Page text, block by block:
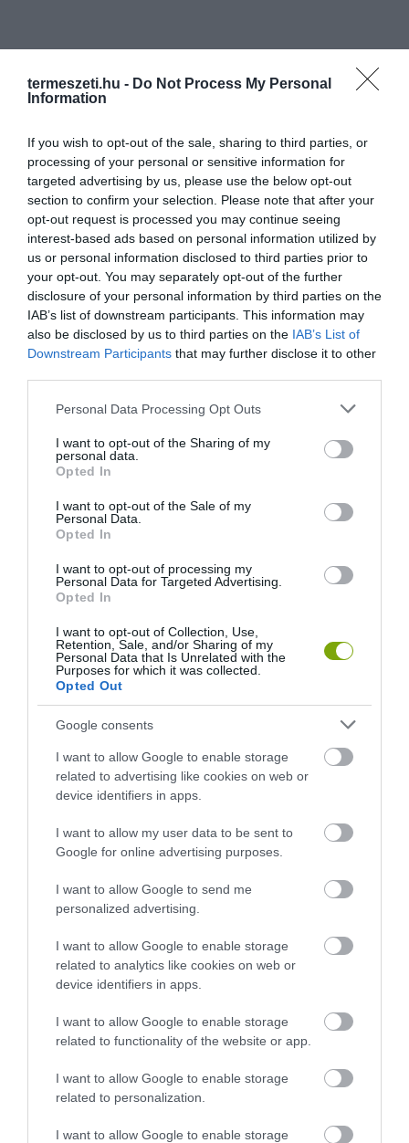
termeszeti.hu - Do Not Process My Personal
Information
If you wish to opt-out of the sale, sharing to third parties, or
processing of your personal or sensitive information for
targeted advertising by us, please use the below opt-out
section to confirm your selection. Please note that after your
opt-out request is processed you may continue seeing
interest-based ads based on personal information utilized by
us or personal information disclosed to third parties prior to
your opt-out. You may separately opt-out of the further
disclosure of your personal information by third parties on the
IAB’s list of downstream participants. This information may
also be disclosed by us to third parties on the IAB’s List of
Downstream Participants that may further disclose it to other
Please note that this website/app uses one or more Google
not limited to your visit or usage behaviour. You may click to
grant or deny consent to Google and its third-party tags to
use your data for below specified purposes in below Google
consent section.
Personal Data Processing Opt Outs
I want to opt-out of the Sharing of my
personal data.
Opted In
I want to opt-out of the Sale of my
Personal Data.
Opted In
I want to opt-out of processing my
Personal Data for Targeted Advertising.
Opted In
I want to opt-out of Collection, Use,
Retention, Sale, and/or Sharing of my
Personal Data that Is Unrelated with the
Purposes for which it was collected.
Opted Out
Google consents
I want to allow Google to enable storage
related to advertising like cookies on web or
device identifiers in apps.
I want to allow my user data to be sent to
Google for online advertising purposes.
I want to allow Google to send me
personalized advertising.
I want to allow Google to enable storage
related to analytics like cookies on web or
device identifiers in apps.
I want to allow Google to enable storage
related to functionality of the website or app.
I want to allow Google to enable storage
related to personalization.
I want to allow Google to enable storage
ELŐZŐ CIKK
20 POFONEGYSZERŰ, FILLÉREKBE KERÜLŐ KERTI ESZKÖZ,
KÖVETKEZŐ CIKK
LASSAN KÉSZÜLŐDHETÜNK: 15 KERTI MUNKA, AMIT NEM
ÚSZHATUNK MEG ŐSSZEL!
HASONLÓ ÉRDEKESSÉGEK
A KORALLZÁTONY NEM CSAK
500 EDDIG ISMERETLEN
LAKÓJÁT MUTATTA MEG
HŐKUPOLA MAGYARORSZÁG
FEDŐ, ÉS MI TÖRTÉNIK